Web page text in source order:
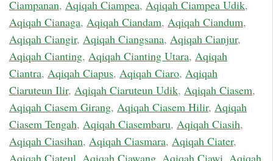
Ciampanan, Aqiqah Ciampea, Aqiqah Ciampea Udik,
Aqiqah Cianaga, Aqiqah Ciandam, Aqiqah Ciandum,
Aqiqah Ciangir, Aqiqah Ciangsana, Aqiqah Cianjur,
Aqiqah Cianting, Aqiqah Cianting Utara, Aqiqah
Ciantra, Aqiqah Ciapus, Aqiqah Ciaro, Aqiqah
Ciaruteun Ilir, Aqiqah Ciaruteun Udik, Aqiqah Ciasem,
Aqiqah Ciasem Girang, Aqiqah Ciasem Hilir, Aqiqah
Ciasem Tengah, Aqiqah Ciasembaru, Aqiqah Ciasih,
Aqiqah Ciasihan, Aqiqah Ciasmara, Aqiqah Ciater,